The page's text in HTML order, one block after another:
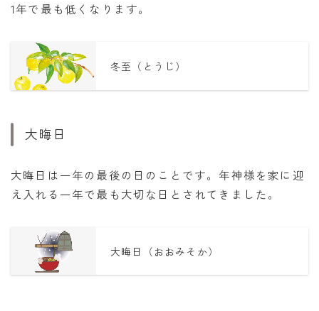
1年で最も低くなります。
冬至（とうじ）
大晦日
大晦日は一年の最後の日のことです。年神様を家に迎
え入れる一年で最も大切な日とされてきました。
大晦日（おおみそか）